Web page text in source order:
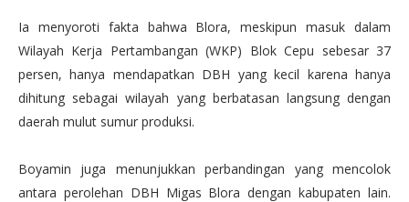
Ia menyoroti fakta bahwa Blora, meskipun masuk dalam
Wilayah Kerja Pertambangan (WKP) Blok Cepu sebesar 37
persen, hanya mendapatkan DBH yang kecil karena hanya
dihitung sebagai wilayah yang berbatasan langsung dengan
daerah mulut sumur produksi.
Boyamin juga menunjukkan perbandingan yang mencolok
antara perolehan DBH Migas Blora dengan kabupaten lain.